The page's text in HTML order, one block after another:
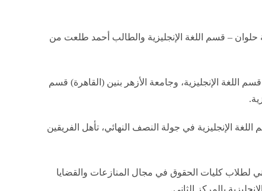
– قسم اللغة الإنجليزية والطالب أحمد طلعت من
اللغة الإنجليزية، وجامعة الأزهر بنين (القاهرة) قسم
الإنجليزية في جولة النصف النهائي، تأهل الفريقين
لطلاب كليات الحقوق في مجال المنازعات والقضايا